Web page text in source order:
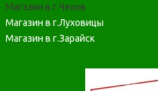
Магазин в г.Чехов
Магазин в г.Луховицы
Магазин в г.Зарайск